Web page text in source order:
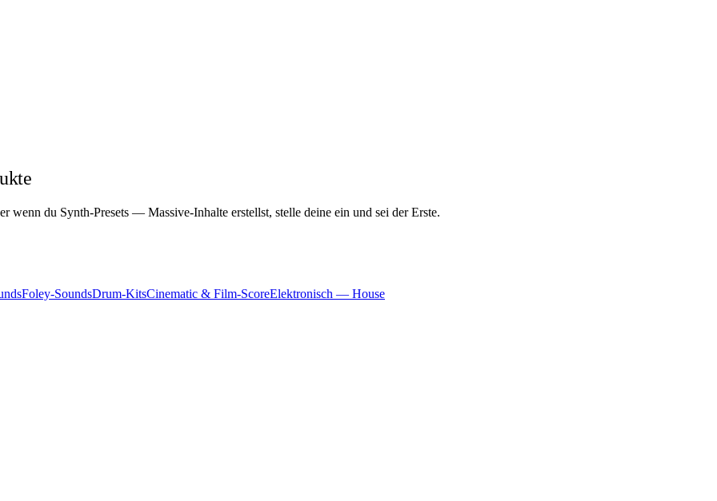
wenn du Synth-Presets — Massive-Inhalte erstellst, stelle deine ein und sei der Erste.
Foley-SoundsDrum-KitsCinematic & Film-ScoreElektronisch — House